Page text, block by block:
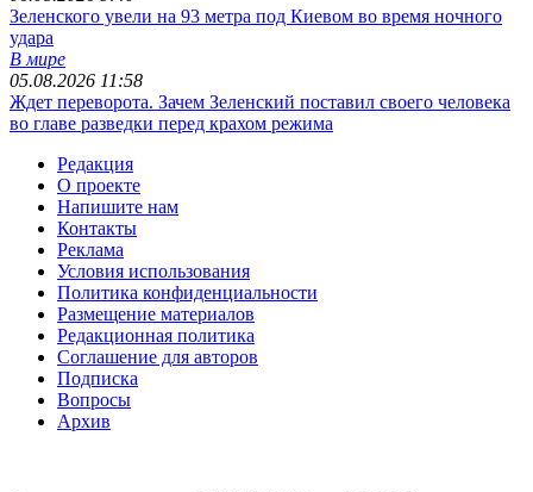
Зеленского увели на 93 метра под Киевом во время ночного
удара
В мире
05.08.2026 11:58
Ждет переворота. Зачем Зеленский поставил своего человека
во главе разведки перед крахом режима
Редакция
О проекте
Напишите нам
Контакты
Реклама
Условия использования
Политика конфиденциальности
Размещение материалов
Редакционная политика
Соглашение для авторов
Подписка
Вопросы
Архив